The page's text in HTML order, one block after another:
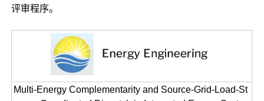
评审程序。
Multi-Energy Complementarity and Source-Grid-Load-St